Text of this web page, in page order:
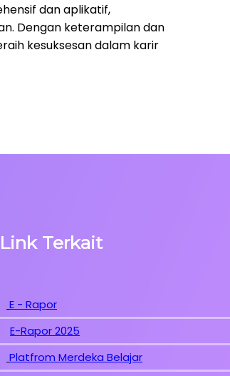
dan aplikatif,
Dengan keterampilan dan
kesuksesan dalam karir
Link Terkait
E - Rapor
E-Rapor 2025
Platfrom Merdeka Belajar